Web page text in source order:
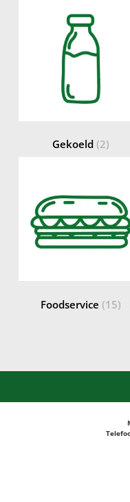
Gekoeld (2)
Foodservice (15)